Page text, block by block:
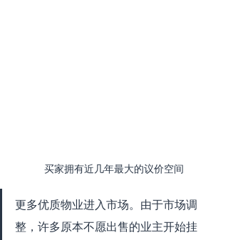
买家拥有近几年最大的议价空间
更多优质物业进入市场。由于市场调
整，许多原本不愿出售的业主开始挂